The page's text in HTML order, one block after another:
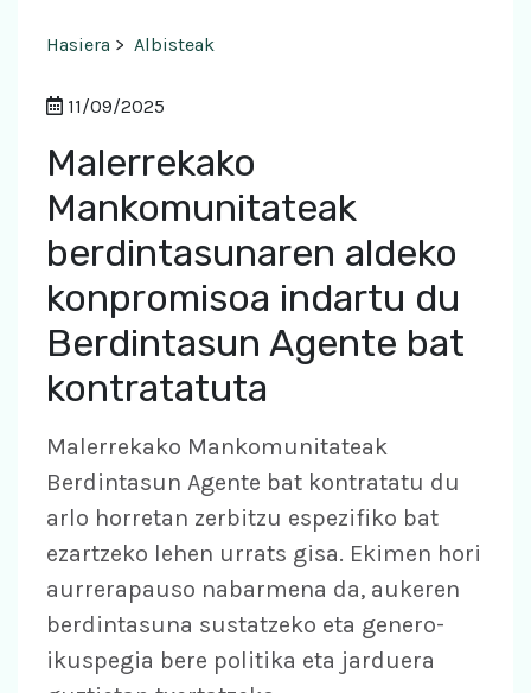
Hasiera > Albisteak
11/09/2025
Malerrekako
Mankomunitateak
berdintasunaren aldeko
konpromisoa indartu du
Berdintasun Agente bat
kontratatuta
Malerrekako Mankomunitateak
Berdintasun Agente bat kontratatu du
arlo horretan zerbitzu espezifiko bat
ezartzeko lehen urrats gisa. Ekimen hori
aurrerapauso nabarmena da, aukeren
berdintasuna sustatzeko eta genero-
ikuspegia bere politika eta jarduera